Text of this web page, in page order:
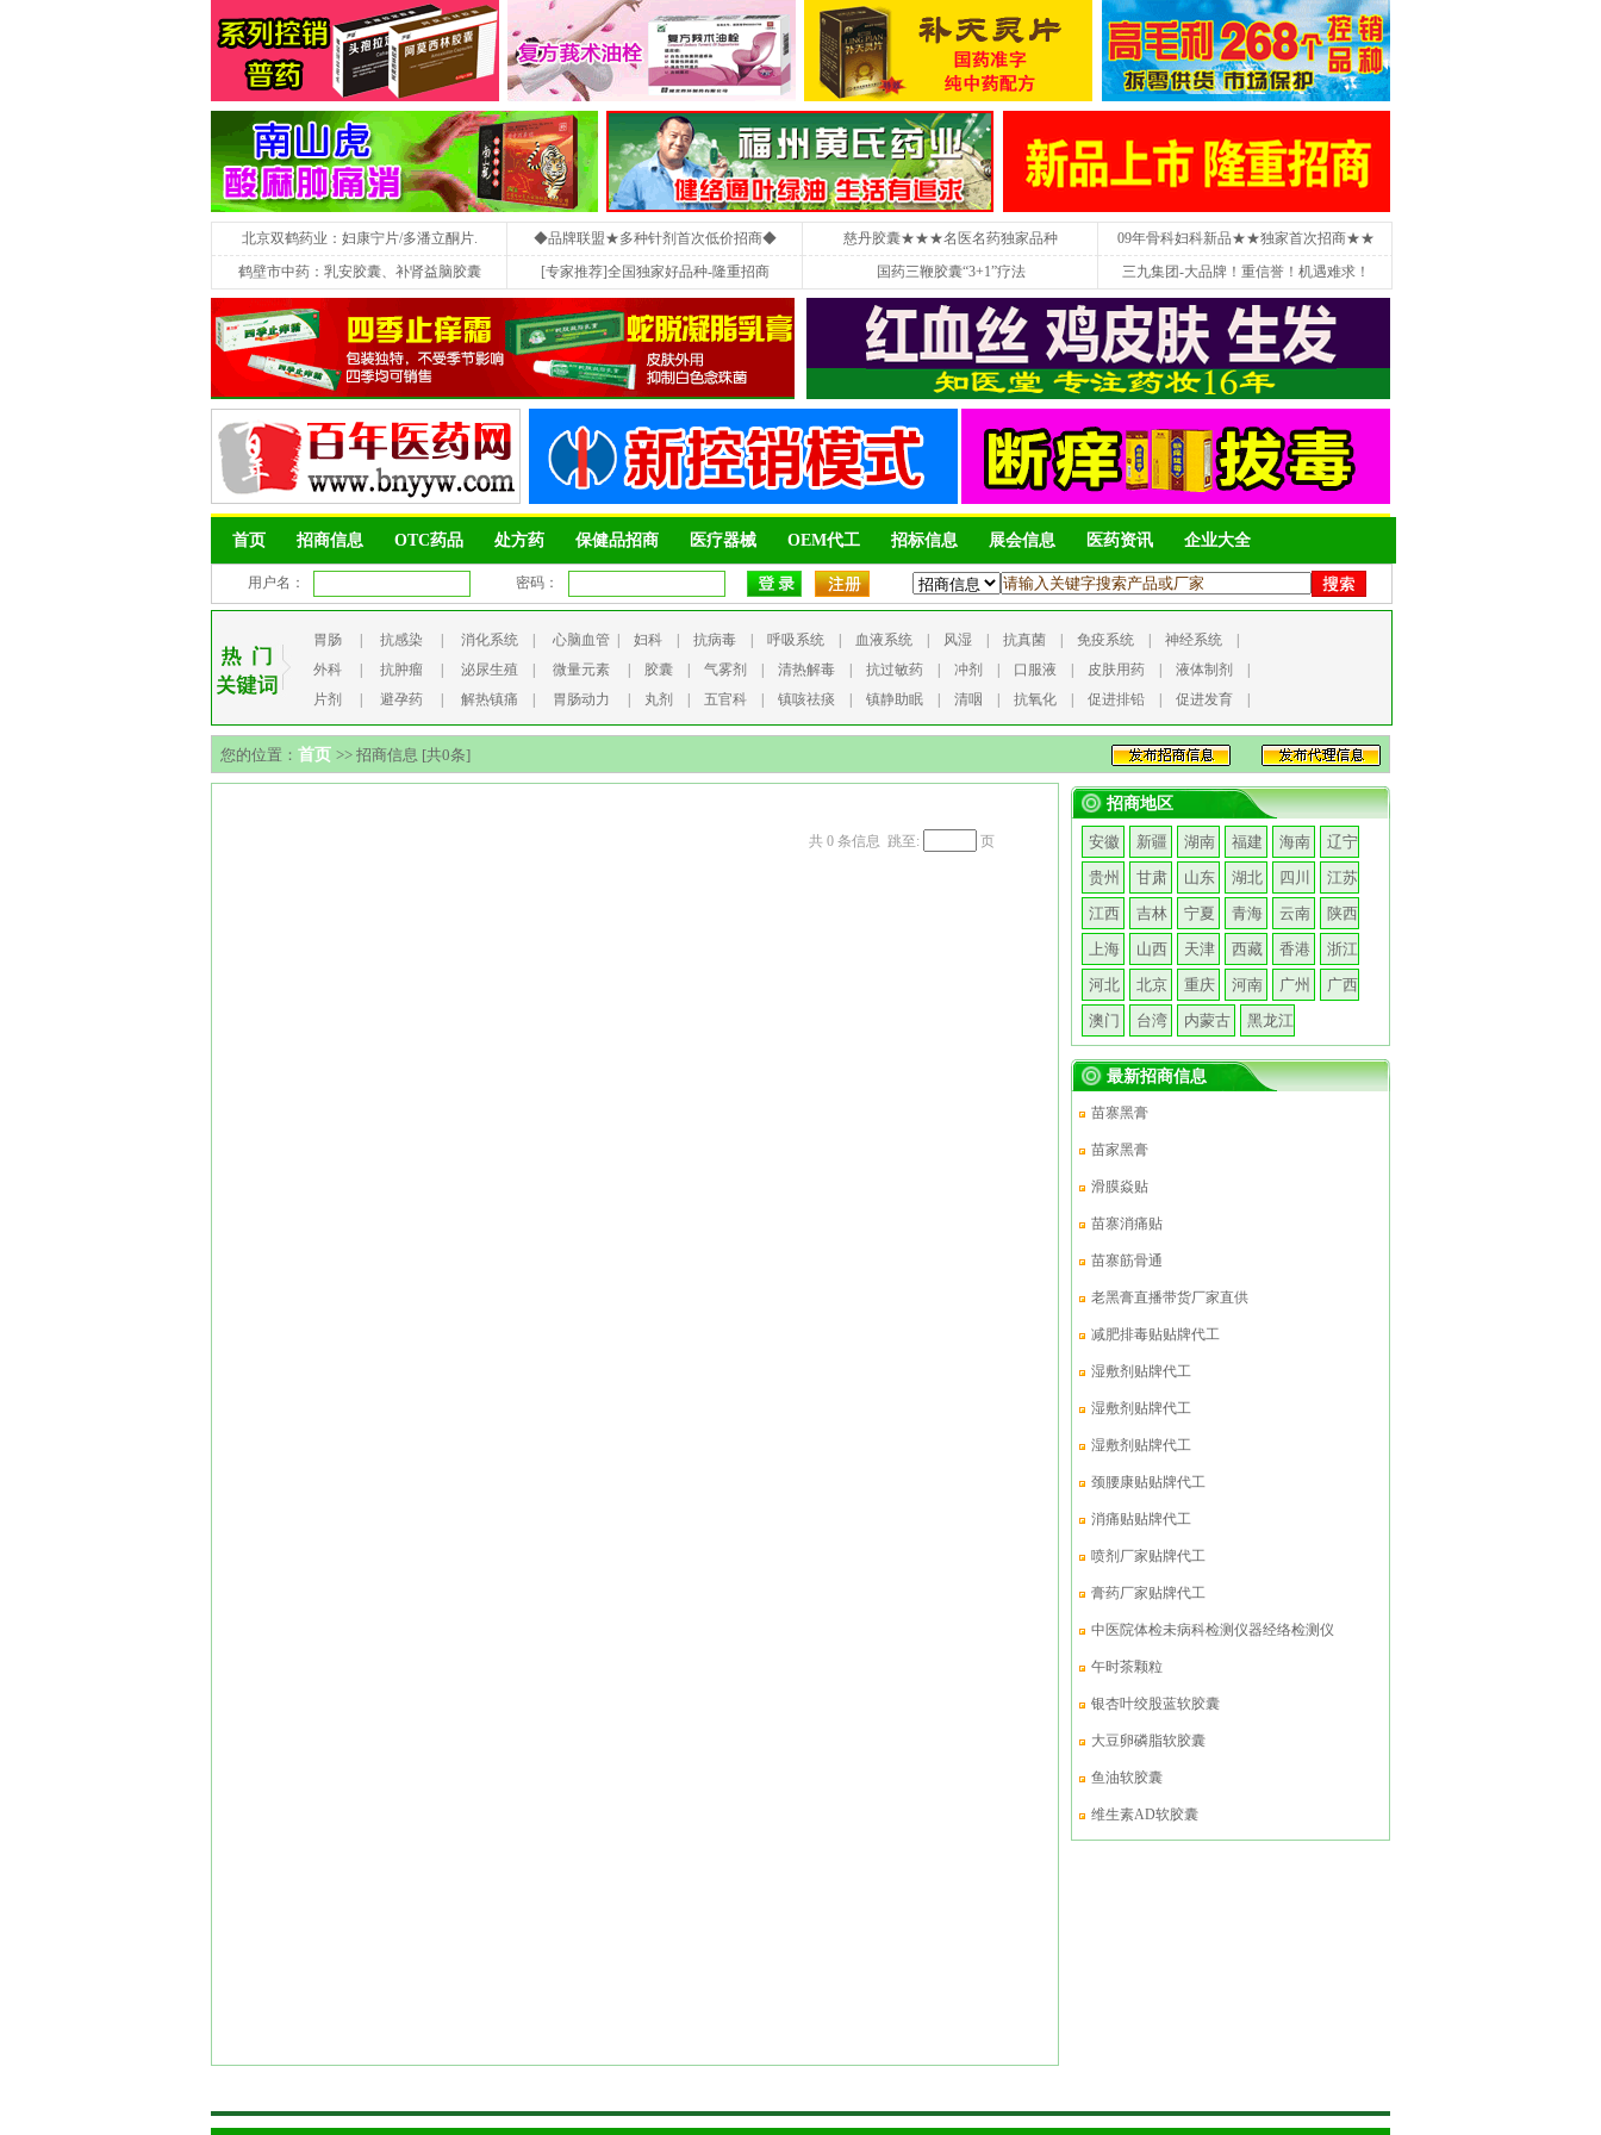
北京双鹤药业：妇康宁片/多潘立酮片.
鹤壁市中药：乳安胶囊、补肾益脑胶囊
◆品牌联盟★多种针剂首次低价招商◆
[专家推荐]全国独家好品种-隆重招商
慈丹胶囊★★★名医名药独家品种
国药三鞭胶囊“3+1”疗法
09年骨科妇科新品★★独家首次招商★★
三九集团-大品牌！重信誉！机遇难求！
首页 招商信息 OTC药品 处方药 保健品招商 医疗器械 OEM代工 招标信息 展会信息 医药资讯 企业大全
用户名： 密码：
胃肠 抗感染 消化系统 心脑血管 妇科 抗病毒 呼吸系统 血液系统 风湿 抗真菌 免疫系统 神经系统
外科
抗肿瘤 泌尿生殖 微量元素 胶囊 气雾剂 清热解毒 抗过敏药 冲剂 口服液 皮肤用药 液体制剂
片剂
避孕药 解热镇痛 胃肠动力 丸剂 五官科 镇咳祛痰 镇静助眠 清咽 抗氧化 促进排铅 促进发育
您的位置： 首页 >> 招商信息 [共0条]
共 0 条信息 跳至: 页
招商地区
安徽 新疆 湖南 福建 海南
辽宁
贵州
甘肃 山东 湖北 四川
江苏
江西
吉林 宁夏 青海 云南
陕西
上海
山西 天津 西藏 香港
浙江
河北
北京 重庆 河南 广州
广西
澳门
台湾 内蒙古 黑龙江
最新招商信息
苗寨黑膏
苗家黑膏
滑膜焱贴
苗寨消痛贴
苗寨筋骨通
老黑膏直播带货厂家直供
减肥排毒贴贴牌代工
湿敷剂贴牌代工
湿敷剂贴牌代工
湿敷剂贴牌代工
颈腰康贴贴牌代工
消痛贴贴牌代工
喷剂厂家贴牌代工
膏药厂家贴牌代工
中医院体检未病科检测仪器经络检测仪
午时茶颗粒
银杏叶绞股蓝软胶囊
大豆卵磷脂软胶囊
鱼油软胶囊
维生素AD软胶囊